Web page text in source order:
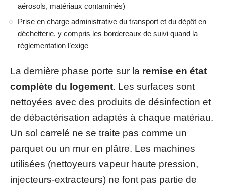
aérosols, matériaux contaminés)
Prise en charge administrative du transport et du dépôt en
déchetterie, y compris les bordereaux de suivi quand la
réglementation l’exige
La dernière phase porte sur la remise en état
complète du logement. Les surfaces sont
nettoyées avec des produits de désinfection et
de débactérisation adaptés à chaque matériau.
Un sol carrelé ne se traite pas comme un
parquet ou un mur en plâtre. Les machines
utilisées (nettoyeurs vapeur haute pression,
injecteurs-extracteurs) ne font pas partie de